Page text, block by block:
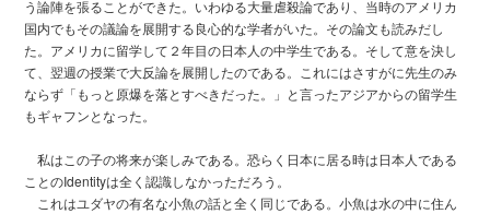
う論陣を張ることができた。いわゆる大量虐殺論であり、当時のアメリカ
国内でもその議論を展開する良心的な学者がいた。その論文も読みだし
た。アメリカに留学して２年目の日本人の中学生である。そして意を決し
て、翌週の授業で大反論を展開したのである。これにはさすがに先生のみ
ならず「もっと原爆を落とすべきだった。」と言ったアジアからの留学生
もギャフンとなった。
私はこの子の将来が楽しみである。恐らく日本に居る時は日本人である
ことのIdentityは全く認識しなかっただろう。
これはユダヤの有名な小魚の話と全く同じである。小魚は水の中に住ん